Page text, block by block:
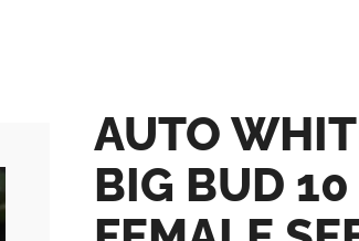
AUTO
BIG BUD 10